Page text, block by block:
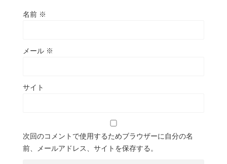
名前 ※
メール ※
サイト
次回のコメントで使用するためブラウザーに自分の名
前、メールアドレス、サイトを保存する。